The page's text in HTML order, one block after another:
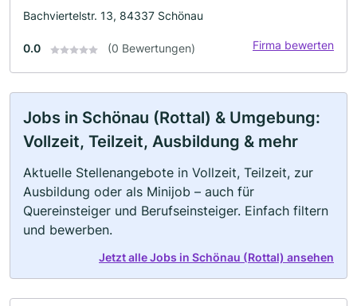
Bachviertelstr. 13, 84337 Schönau
0.0 (0 Bewertungen) Firma bewerten
Jobs in Schönau (Rottal) & Umgebung:
Vollzeit, Teilzeit, Ausbildung & mehr
Aktuelle Stellenangebote in Vollzeit, Teilzeit, zur
Ausbildung oder als Minijob – auch für
Quereinsteiger und Berufseinsteiger. Einfach filtern
und bewerben.
Jetzt alle Jobs in Schönau (Rottal) ansehen